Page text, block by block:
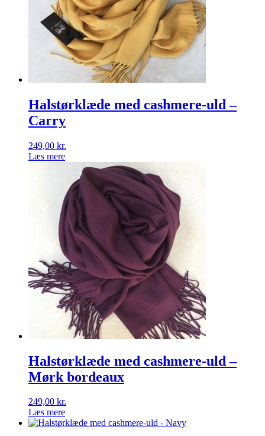
Halstørklæde med cashmere-uld –
Carry
249,00 kr.
Læs mere
Halstørklæde med cashmere-uld –
Mørk bordeaux
249,00 kr.
Læs mere